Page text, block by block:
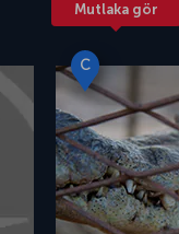
Mutlaka gör
C